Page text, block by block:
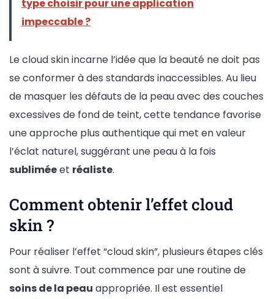
type choisir pour une application
impeccable ?
Le cloud skin incarne l’idée que la beauté ne doit pas
se conformer à des standards inaccessibles. Au lieu
de masquer les défauts de la peau avec des couches
excessives de fond de teint, cette tendance favorise
une approche plus authentique qui met en valeur
l’éclat naturel, suggérant une peau à la fois
subliméeet réaliste.
Comment obtenir l’effet cloud
skin ?
Pour réaliser l’effet “cloud skin”, plusieurs étapes clés
sont à suivre. Tout commence par une routine de
soins de la peau appropriée. Il est essentiel